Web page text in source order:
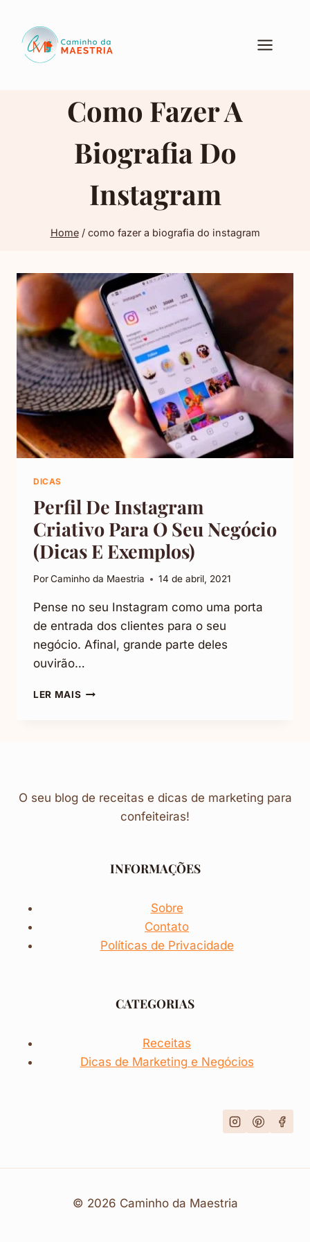
Conteúdo
Como Fazer A
Biografia Do
Instagram
Home / como fazer a biografia do instagram
DICAS
Perfil De Instagram
Criativo Para O Seu Negócio
(Dicas E Exemplos)
PorCaminho da Maestria 14 de abril, 2021
Pense no seu Instagram como uma porta
de entrada dos clientes para o seu
negócio. Afinal, grande parte deles
ouvirão…
LER MAISPERFIL
NEGÓCIO
O seu blog de receitas e dicas de marketing para
confeiteiras!
INFORMAÇÕES
Sobre
Contato
Políticas de Privacidade
CATEGORIAS
Receitas
Dicas de Marketing e Negócios
© 2026 Caminho da Maestria